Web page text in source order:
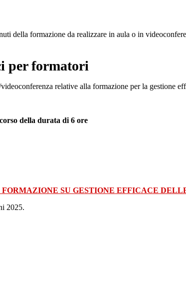
della formazione da realizzare in aula o in
per formatori
relative alla formazione per la gestione
corso della durata di 6 ore
SU GESTIONE EFFICACE
2025.